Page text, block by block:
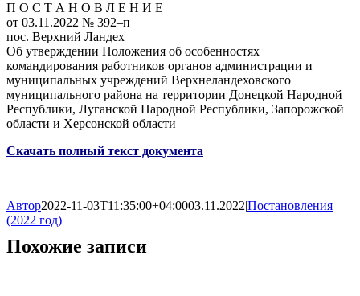
П О С Т А Н О В Л Е Н И Е
от 03.11.2022 № 392–п
пос. Верхний Ландех
Об утверждении Положения об особенностях
командирования работников органов администрации и
муниципальных учреждений Верхнеландеховского
муниципального района на территории Донецкой Народной
Республики, Луганской Народной Республики, Запорожской
области и Херсонской области
Скачать полный текст документа
Автор2022-11-03T11:35:00+04:0003.11.2022|Постановления
(2022 год)|
Похожие записи